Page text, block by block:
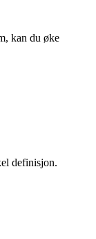
kan du øke
definisjon.